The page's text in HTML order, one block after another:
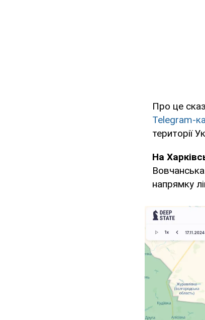
Про це
Telegram-
території
На
напрямку